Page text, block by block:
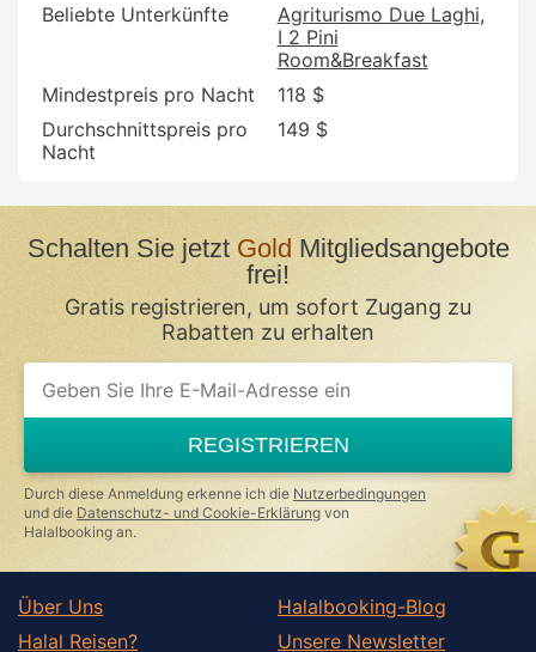
Beliebte Unterkünfte
Agriturismo Due Laghi
I 2 Pini
Room&Breakfast
Mindestpreis pro Nacht
118 $
Durchschnittspreis pro
Nacht
149 $
Schalten Sie jetztGold Mitgliedsangebote
frei!
Gratis registrieren, um sofort Zugang zu
Rabatten zu erhalten
REGISTRIEREN
Durch diese Anmeldung erkenne ich die Nutzerbedingungen
und die Datenschutz- und Cookie-Erklärung von
Halalbooking an.
Über Uns
Halal Reisen?
Halalbooking-Blog
Unsere Newsletter